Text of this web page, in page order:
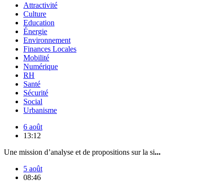
Attractivité
Culture
Education
Énergie
Environnement
Finances Locales
Mobilité
Numérique
RH
Santé
Sécurité
Social
Urbanisme
6 août
13:12
Une mission d’analyse et de propositions sur la si...
5 août
08:46